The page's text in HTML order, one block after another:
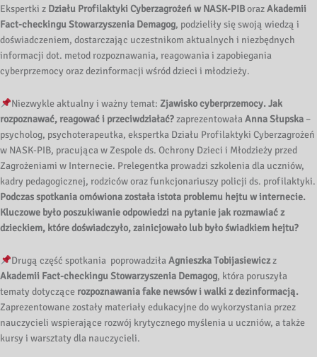
Ekspertki z Działu Profilaktyki Cyberzagrożeń w NASK-PIBorazAkademii
Fact-checkingu Stowarzyszenia Demagog, podzieliły się swoją wiedzą i
doświadczeniem, dostarczając uczestnikom aktualnych i niezbędnych
informacji dot. metod rozpoznawania, reagowania i zapobiegania
cyberprzemocy oraz dezinformacji wśród dzieci i młodzieży.
Niezwykle aktualny i ważny temat: Zjawisko cyberprzemocy. Jak
rozpoznawać, reagować i przeciwdziałać?zaprezentowałaAnna Słupska –
psycholog, psychoterapeutka, ekspertka Działu Profilaktyki Cyberzagrożeń
w NASK-PIB, pracująca w Zespole ds. Ochrony Dzieci i Młodzieży przed
Zagrożeniami w Internecie. Prelegentka prowadzi szkolenia dla uczniów,
kadry pedagogicznej, rodziców oraz funkcjonariuszy policji ds. profilaktyki.
Podczas spotkania omówiona została istota problemu hejtu w internecie.
Kluczowe było poszukiwanie odpowiedzi na pytanie jak rozmawiać z
dzieckiem, które doświadczyło, zainicjowało lub było świadkiem hejtu?
Drugą część spotkania poprowadziłaAgnieszka Tobijasiewiczz
Akademii Fact-checkingu Stowarzyszenia Demagog, która poruszyła
tematy dotyczące rozpoznawania fake newsów i walki z dezinformacją.
Zaprezentowane zostały materiały edukacyjne do wykorzystania przez
nauczycieli wspierające rozwój krytycznego myślenia u uczniów, a także
kursy i warsztaty dla nauczycieli.